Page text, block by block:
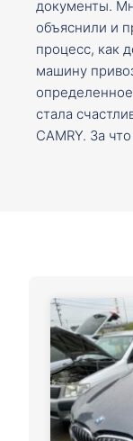
документы.
объяснили и
процесс, как
машину
стала
CAMRY. За